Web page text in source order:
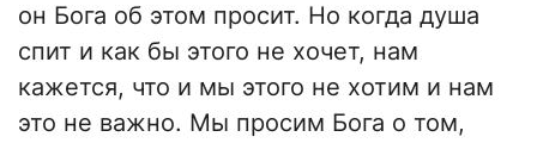
он Бога об этом просит. Но когда душа
спит и как бы этого не хочет, нам
кажется, что и мы этого не хотим и нам
это не важно. Мы просим Бога о том,